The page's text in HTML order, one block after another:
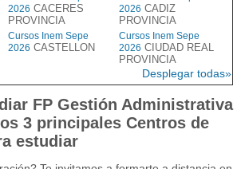
2026 CACERES
PROVINCIA
2026 CADIZ
PROVINCIA
Cursos Inem Sepe
2026 CASTELLON
Cursos Inem Sepe
2026 CIUDAD REAL
PROVINCIA
Desplegar todas»
FP Gestión Administrativa
3 principales Centros de
estudiar